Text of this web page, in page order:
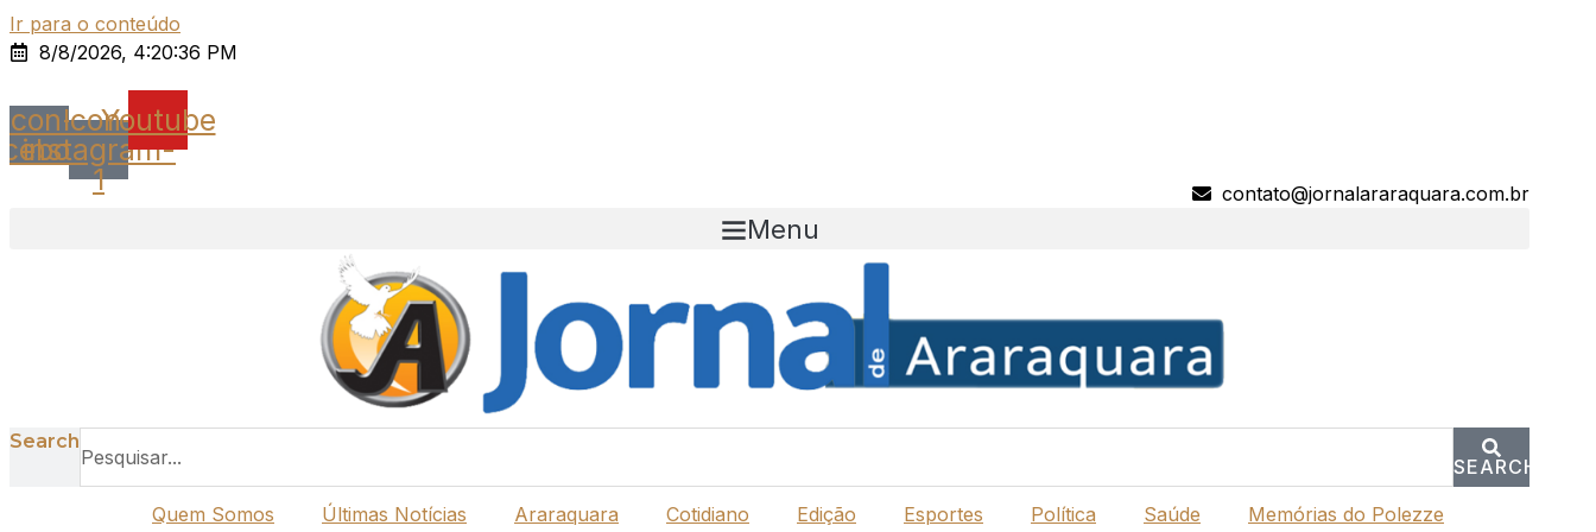
Ir para o conteúdo
8/8/2026, 4:20:36 PM
Icon-Icon-
instagram-
1
Youtube
contato@jornalararaquara.com.br
Menu
Search
SEARCH
Quem Somos
Últimas Notícias Araraquara Cotidiano Edição Esportes Política Saúde Memórias do Polezze